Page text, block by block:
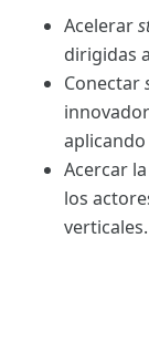
Acelerar
dirigidas
Conectar
Acercar
los
verticales.